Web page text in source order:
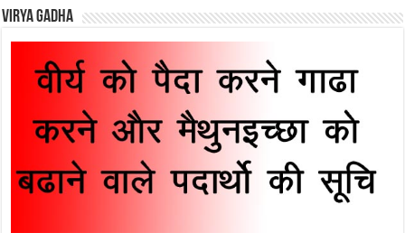
Virya Gadha